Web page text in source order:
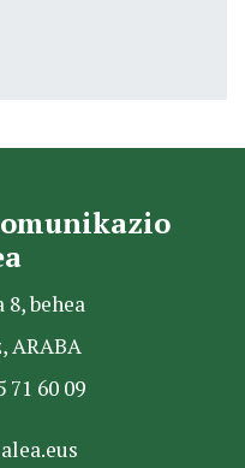
behea
ARABA
71 60 09